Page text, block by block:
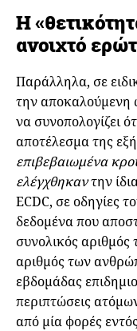
Η
ανοιχτό
Παράλληλα, σε
την αποκαλούμενη
να συνοπολογίζει
αποτέλεσμα της
επιβεβαιωμένα
ελέγχθηκαντην
ECDC, σε οδηγίες
δεδομένα που
συνολικός αριθμός
αριθμός των
εβδομάδας
περιπτώσεις
από μία φορές